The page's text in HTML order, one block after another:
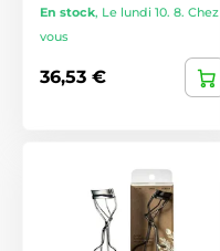
En stock, Le lundi 10. 8. Chez
vous
36,53 €